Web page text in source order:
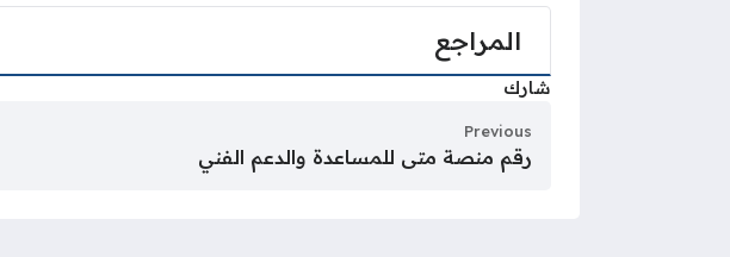
المراجع
شارك
Previous
رقم منصة متى للمساعدة والدعم الفني